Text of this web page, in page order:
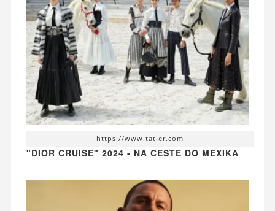
https://www.tatler.com
"DIOR CRUISE" 2024 - NA CESTE DO MEXIKA